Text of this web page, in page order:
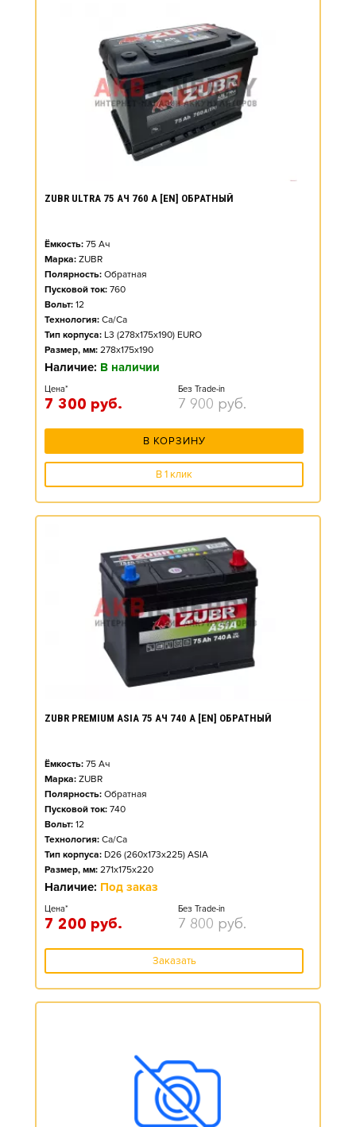
ZUBR ULTRA 75 АЧ 760 А [EN] ОБРАТНЫЙ
Ёмкость: 75 Ач
Марка: ZUBR
Полярность: Обратная
Пусковой ток: 760
Вольт: 12
Технология: Ca/Ca
Тип корпуса: L3 (278x175x190) EURO
Размер, мм: 278x175x190
Наличие: В наличии
Цена*
7 300 руб.
Без Trade-in
7 900 руб.
В КОРЗИНУ
В 1 клик
ZUBR PREMIUM ASIA 75 АЧ 740 А [EN] ОБРАТНЫЙ
Ёмкость: 75 Ач
Марка: ZUBR
Полярность: Обратная
Пусковой ток: 740
Вольт: 12
Технология: Ca/Ca
Тип корпуса: D26 (260x173x225) ASIA
Размер, мм: 271x175x220
Наличие: Под заказ
Цена*
7 200 руб.
Без Trade-in
7 800 руб.
Заказать